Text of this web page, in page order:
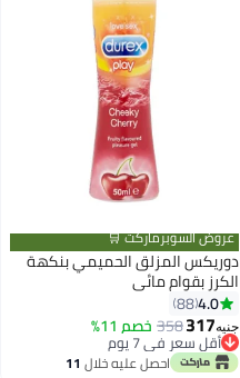
عروض السوبرماركت 🛒
دوريكس المزلق الحميمي بنكهة
الكرز بقوام مائي
4.0
88
جنيه317
358 خصم 11%
أقل سعر في 7 يوم
أقل سعر في 7 يوماحصل عليه خلال 11